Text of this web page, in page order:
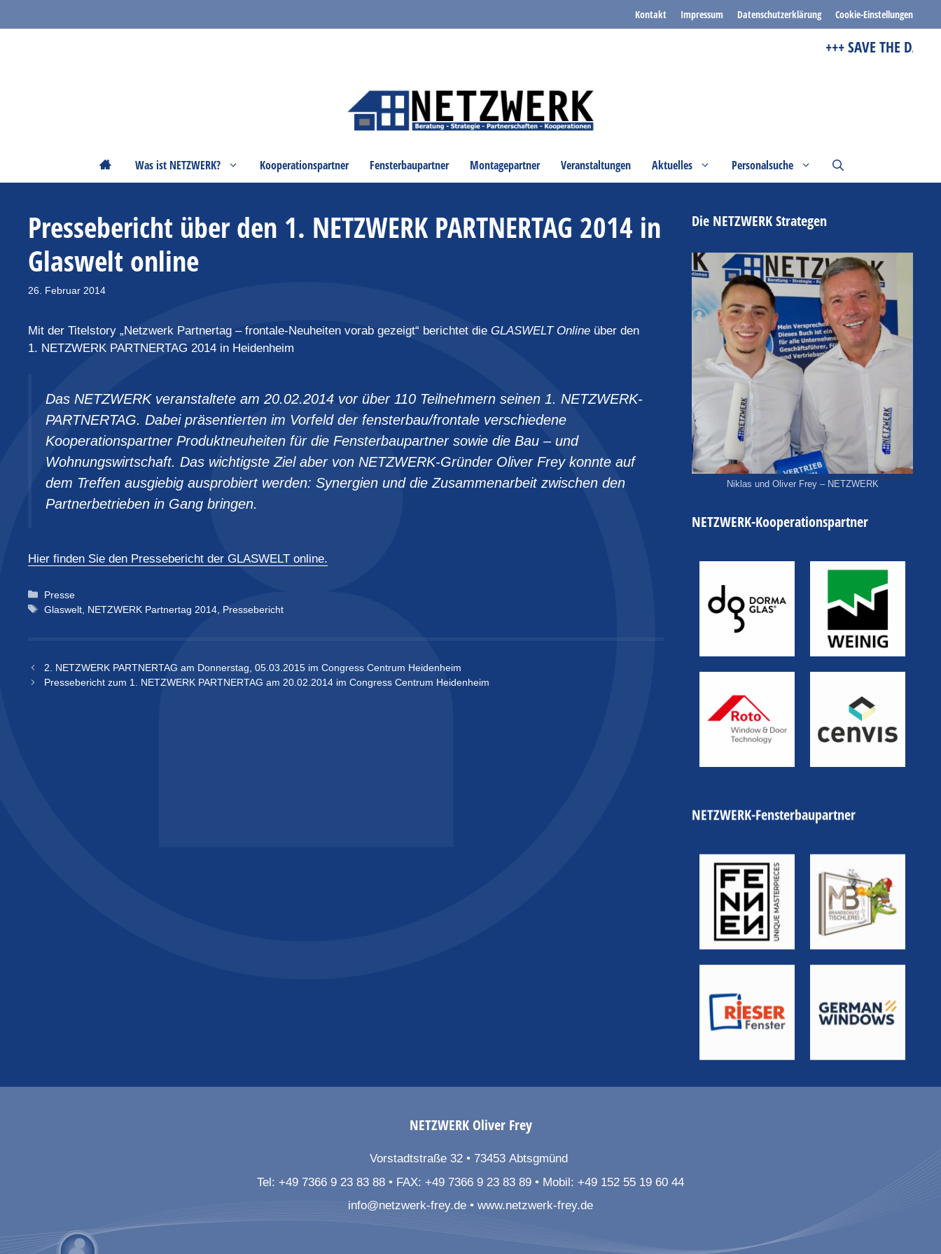
Inhalt
Kontakt Impressum Datenschutzerklärung Cookie-Einstellungen
+++ SAVE THE DATE +++
Startseite
Was ist NETZWERK? Kooperationspartner Fensterbaupartner Montagepartner Veranstaltungen Aktuelles Personalsuche
Pressebericht über den 1. NETZWERK PARTNERTAG 2014 in
Glaswelt online
26. Februar 2014
Mit der Titelstory „Netzwerk Partnertag – frontale-Neuheiten vorab gezeigt“ berichtet die GLASWELT Online über den
1. NETZWERK PARTNERTAG 2014 in Heidenheim
Das NETZWERK veranstaltete am 20.02.2014 vor über 110 Teilnehmern seinen 1. NETZWERK-
PARTNERTAG. Dabei präsentierten im Vorfeld der fensterbau/frontale verschiedene
Kooperationspartner Produktneuheiten für die Fensterbaupartner sowie die Bau – und
Wohnungswirtschaft. Das wichtigste Ziel aber von NETZWERK-Gründer Oliver Frey konnte auf
dem Treffen ausgiebig ausprobiert werden: Synergien und die Zusammenarbeit zwischen den
Partnerbetrieben in Gang bringen.
Hier finden Sie den Pressebericht der GLASWELT online.
Kategorien
Presse
Schlagwörter
Glaswelt NETZWERK Partnertag 2014 Pressebericht
2. NETZWERK PARTNERTAG am Donnerstag, 05.03.2015 im Congress Centrum Heidenheim
Pressebericht zum 1. NETZWERK PARTNERTAG am 20.02.2014 im Congress Centrum Heidenheim
Die NETZWERK Strategen
Niklas und Oliver Frey – NETZWERK
NETZWERK-Kooperationspartner
NETZWERK-Fensterbaupartner
NETZWERKOliver Frey
Vorstadtstraße 32 73453 Abtsgmünd
Tel: +49 7366 9 23 83 88 FAX: +49 7366 9 23 83 89 Mobil: +49 152 55 19 60 44
info@netzwerk-frey.de
www.netzwerk-frey.de